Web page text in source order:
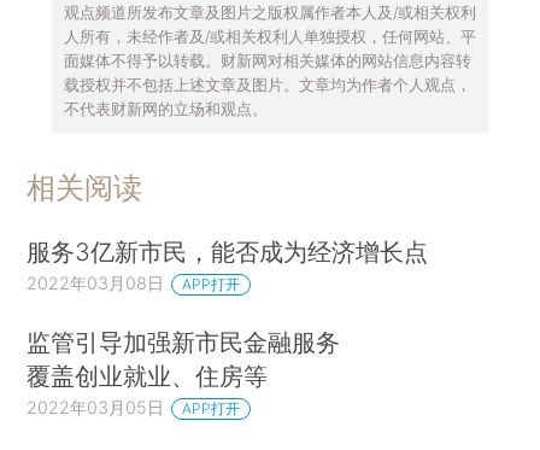
观点频道所发布文章及图片之版权属作者本人及/或相关权利
人所有，未经作者及/或相关权利人单独授权，任何网站、平
面媒体不得予以转载。财新网对相关媒体的网站信息内容转
载授权并不包括上述文章及图片。文章均为作者个人观点，
不代表财新网的立场和观点。
相关阅读
服务3亿新市民，能否成为经济增长点
2022年03月08日 APP打开
监管引导加强新市民金融服务
覆盖创业就业、住房等
2022年03月05日 APP打开